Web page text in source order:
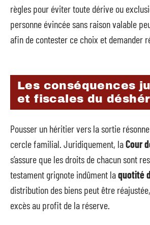
règles pour éviter toute dérive ou
personne évincée sans raison valable
afin de contester ce choix et demander
Les conséquences
et fiscales du
Pousser un héritier vers la sortie
cercle familial. Juridiquement, laCour
s’assure que les droits de chacun sont
testament grignote indûment laquotité
distribution des biens peut être
excès au profit de la réserve.